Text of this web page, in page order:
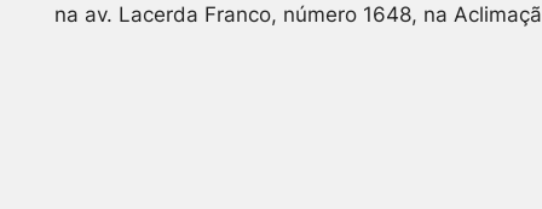
na av. Lacerda Franco, número 1648, na